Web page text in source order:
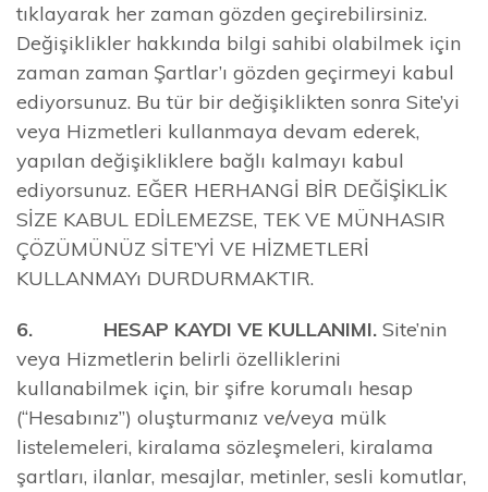
tıklayarak her zaman gözden geçirebilirsiniz.
Değişiklikler hakkında bilgi sahibi olabilmek için
zaman zaman Şartlar’ı gözden geçirmeyi kabul
ediyorsunuz. Bu tür bir değişiklikten sonra Site’yi
veya Hizmetleri kullanmaya devam ederek,
yapılan değişikliklere bağlı kalmayı kabul
ediyorsunuz. EĞER HERHANGİ BİR DEĞİŞİKLİK
SİZE KABUL EDİLEMEZSE, TEK VE MÜNHASIR
ÇÖZÜMÜNÜZ SİTE’Yİ VE HİZMETLERİ
KULLANMAYı DURDURMAKTIR.
6. HESAP KAYDI VE KULLANIMI. Site’nin
veya Hizmetlerin belirli özelliklerini
kullanabilmek için, bir şifre korumalı hesap
(“Hesabınız”) oluşturmanız ve/veya mülk
listelemeleri, kiralama sözleşmeleri, kiralama
şartları, ilanlar, mesajlar, metinler, sesli komutlar,